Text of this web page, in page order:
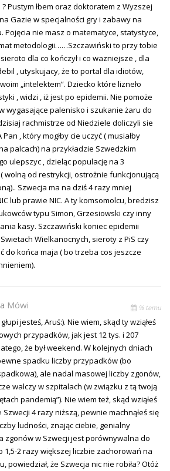
Pustym łbem oraz doktoratem z Wyzszej
Gazie w specjalności gry i zabawy na
Pojęcia nie masz o matematyce, statystyce,
metodologii……Szczawiński to przy tobie
dla co kończył i co wazniejsze , dla
, utyskujacy, że to portal dla idiotów,
„intelektem”. Dziecko które lizneło
, widzi , iż jest po epidemii. Nie pomoże
wygasające palenisko i szukanie żaru do
rachmistrze od Niedziele doliczyli sie
, który mogłby cie uczyć ( musiałby
palcach) na przykładzie Szwedzkim
ulepszyc , dzieląc populację na 3
wolną od restrykcji, ostrożnie funkcjonującą
Szwecja ma na dziś 4 razy mniej
lub prawie NIC. A ty komsomolcu, bredzisz
typu Simon, Grzesiowski czy inny
kasy. Szczawiński koniec epidemii
Wielkanocnych, sieroty z PiS czy
do końca maja ( bo trzeba cos jeszcze
Mówi % temu
jesteś, Aruś:). Nie wiem, skąd ty wziąłeś
przypadków, jak jest 12 tys. i 207
że był weekend. W kolejnych dniach
spadku liczby przypadków (bo
ale nadal masowej liczby zgonów,
walczy w szpitalach (w związku z tą twoją
pandemią”). Nie wiem też, skąd wziąłeś
4 razy niższą, pewnie machnąłeś się
ludności, znając ciebie, genialny
zgonów w Szwecji jest porównywalna do
1,5-2 razy większej liczbie zachorowań na
powiedział, że Szwecja nic nie robiła? Otóż